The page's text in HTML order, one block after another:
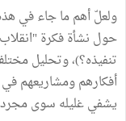
ولعلّ أهم ما جاء في
تنفيذه؟)، وتحليل
أفكارهم ومشاريعهم في
يشفي غليله سوى مجرد